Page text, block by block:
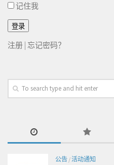
记住我
注册 | 忘记密码？
公告 /活动通知